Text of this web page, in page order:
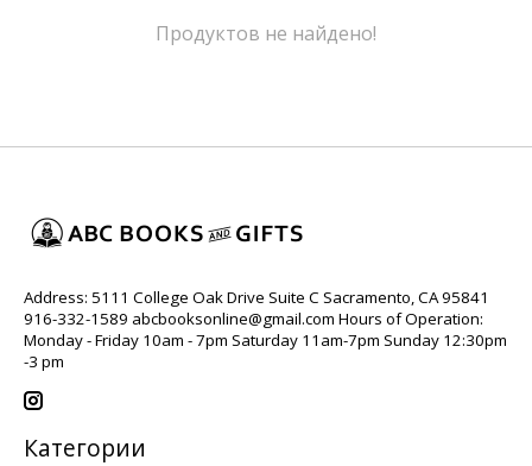
Продуктов не найдено!
Address: 5111 College Oak Drive Suite C Sacramento, CA 95841
916-332-1589 abcbooksonline@gmail.com Hours of Operation:
Monday - Friday 10am - 7pm Saturday 11am-7pm Sunday 12:30pm
-3 pm
Категории